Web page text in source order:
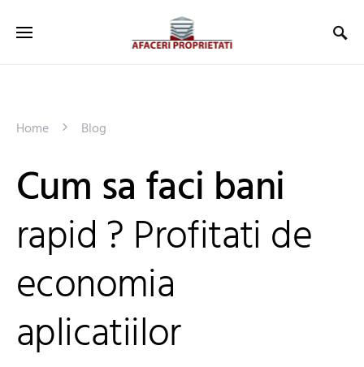
Home Blog
Cum sa faci bani
rapid ? Profitati de
economia
aplicatiilor